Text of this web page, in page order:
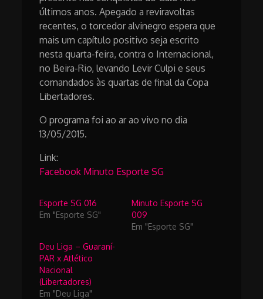
últimos anos. Apegado a reviravoltas
recentes, o torcedor alvinegro espera que
mais um capítulo positivo seja escrito
nesta quarta-feira, contra o Internacional,
no Beira-Rio, levando Levir Culpi e seus
comandados às quartas de final da Copa
Libertadores.
O programa foi ao ar ao vivo no dia
13/05/2015.
Link:
Facebook Minuto Esporte SG
Esporte SG 016
Em "Esporte SG"
Minuto Esporte SG
009
Em "Esporte SG"
Deu Liga – Guaraní-
PAR x Atlético
Nacional
(Libertadores)
Em "Deu Liga"